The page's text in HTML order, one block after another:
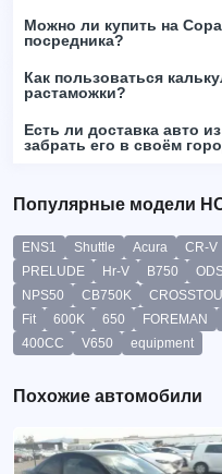
Можно ли купить на
посредника?
Как пользоваться
растаможки?
Есть ли доставка авто
забрать его в своём
Популярные модели
ENS1 Shuttle Acura CR-V
PRELUDE
Hr-V B750
NPS50
CB750K
Fit
600K 650 FOREMAN
400CC
V650 equipment
Похожие автомобили